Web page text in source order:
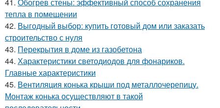
тепла в помещении
42. Выгодный выбор: купить готовый дом или заказать
строительство с нуля
43. Перекрытия в доме из газобетона
44. Характеристики светодиодов для фонариков.
Главные характеристики
45. Вентиляция конька крыши под металлочерепицу.
Монтаж конька осуществляют в такой